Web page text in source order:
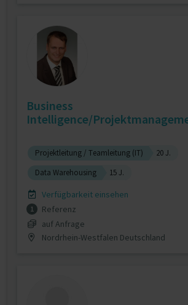
Business
Intelligence/
Projektleitung / Teamleitung (IT)
20 J.
Data Warehousing
15 J.
Verfügbarkeit einsehen
1
Referenz
auf Anfrage
Nordrhein-Westfalen Deutschland